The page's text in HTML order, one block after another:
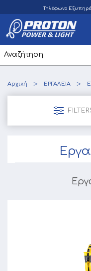
Τηλέφωνο
Σύνδεση
Αρχική ΕΡΓΑΛΕΙΑ